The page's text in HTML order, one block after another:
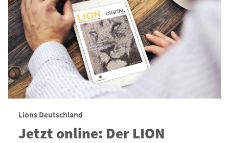
Lions Deutschland
Jetzt online: Der LION